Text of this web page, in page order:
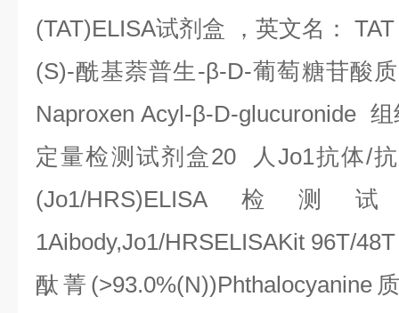
(TAT)ELISA试剂盒 ，英文名：
(S)-酰基萘普生 -β-D-葡萄糖苷酸
Naproxen Acyl-β-D-glucuronide
定量检测试剂盒20 人 Jo1抗体/
(Jo1/HRS)ELISA 检测
1Aibody,Jo1/HRSELISAKit 96T/48T
酞菁 (>93.0%(N))Phthalocyanine